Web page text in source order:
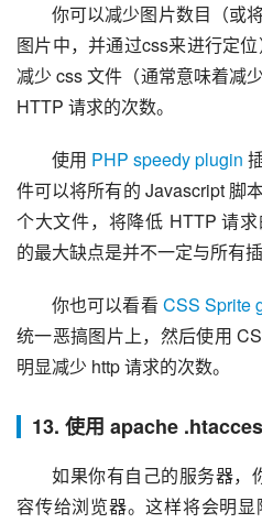
你可以减少图片数目（或
图片中，并通过css来进行定位
减少 css 文件（通常意味着减
HTTP 请求的次数。
使用 PHP speedy plugin
件可以将所有的 Javascript 脚
个大文件，将降低 HTTP 请
的最大缺点是并不一定与所有
你也可以看看 CSS Sprite
统一恶搞图片上，然后使用
明显减少 http 请求的次数。
13. 使用 apache
如果你有自己的服务器，
容传给浏览器。这样将会明